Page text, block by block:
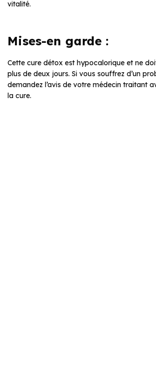
vitalité.
Mises-en garde :
Cette cure détox est hypocalorique et ne
plus de deux jours. Si vous souffrez d’un
demandez l’avis de votre médecin traitant
la cure.